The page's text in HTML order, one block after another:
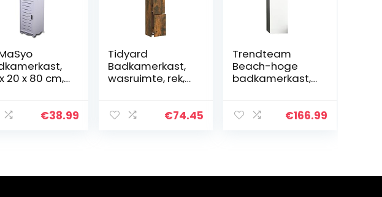
20 x 80 cm,
kast,
vak
€38.99
Tidyard
Badkamerkast,
wasruimte, rek,
el, hoge kast,
€74.45
Trendteam
Beach-hoge
badkamerkast,
melamine, front
€166.99